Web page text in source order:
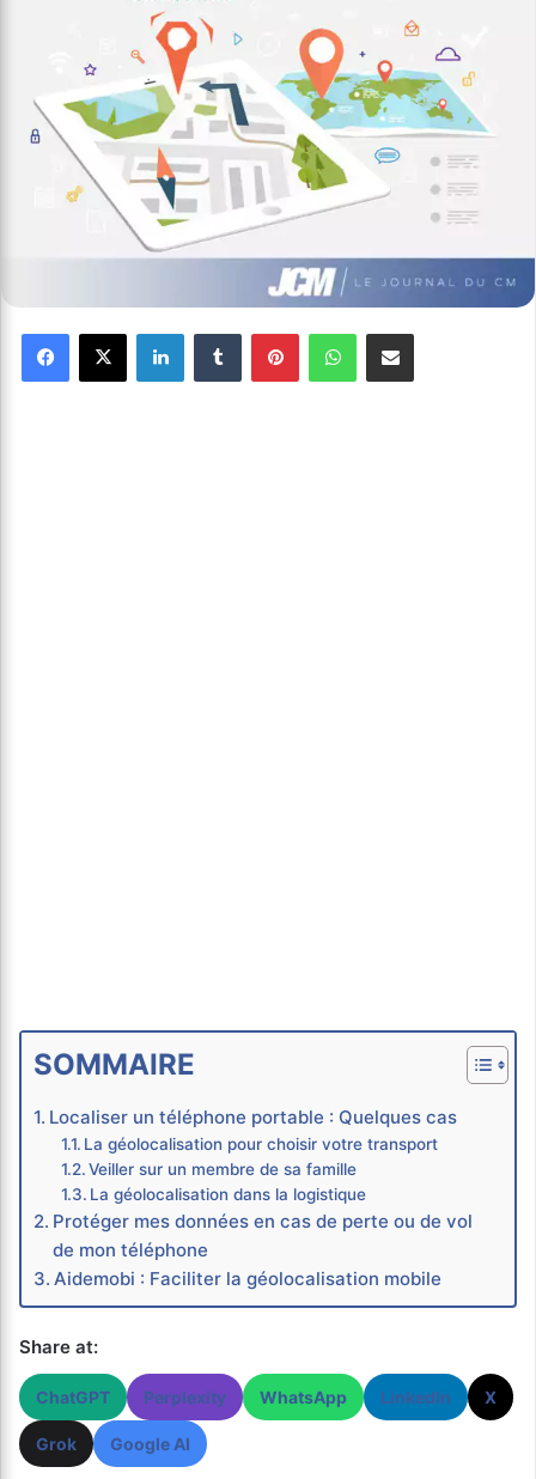
SOMMAIRE
Localiser un téléphone portable : Quelques cas
La géolocalisation pour choisir votre transport
Veiller sur un membre de sa famille
La géolocalisation dans la logistique
Protéger mes données en cas de perte ou de vol
de mon téléphone
Aidemobi : Faciliter la géolocalisation mobile
Share at:
ChatGPT Perplexity WhatsApp LinkedIn X
Grok Google AI